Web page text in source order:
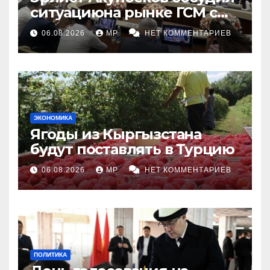
ситуациюна рынке ГСМ с
топливными компаниями
06.08.2026 MP НЕТ КОММЕНТАРИЕВ
ЭКОНОМИКА
Ягоды из Кыргызстана
будут поставлять в Турцию
06.08.2026 MP НЕТ КОММЕНТАРИЕВ
ПОЛИТИКА